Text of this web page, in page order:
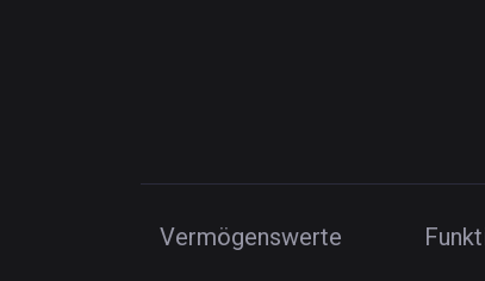
Vermögenswerte